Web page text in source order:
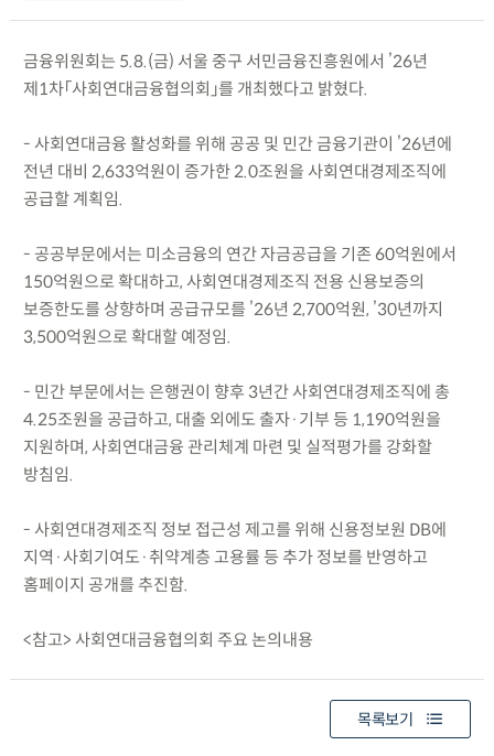
금융위원회는 5.8.(금) 서울 중구 서민금융진흥원에서 ’26년
제1차「사회연대금융협의회」를 개최했다고 밝혔다.
- 사회연대금융 활성화를 위해 공공 및 민간 금융기관이 ’26년에
전년 대비 2,633억원이 증가한 2.0조원을 사회연대경제조직에
공급할 계획임.
- 공공부문에서는 미소금융의 연간 자금공급을 기존 60억원에서
150억원으로 확대하고, 사회연대경제조직 전용 신용보증의
보증한도를 상향하며 공급규모를 ’26년 2,700억원, ’30년까지
3,500억원으로 확대할 예정임.
- 민간 부문에서는 은행권이 향후 3년간 사회연대경제조직에 총
4.25조원을 공급하고, 대출 외에도 출자·기부 등 1,190억원을
지원하며, 사회연대금융 관리체계 마련 및 실적평가를 강화할
방침임.
- 사회연대경제조직 정보 접근성 제고를 위해 신용정보원 DB에
지역·사회기여도·취약계층 고용률 등 추가 정보를 반영하고
홈페이지 공개를 추진함.
<참고> 사회연대금융협의회 주요 논의내용
목록보기